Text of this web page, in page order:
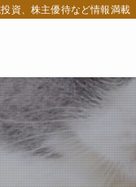
資、株主優待など情報満載